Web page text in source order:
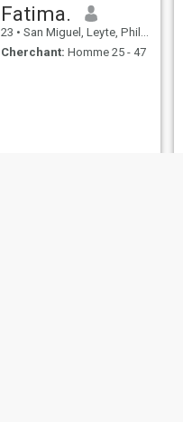
Fatima.
23 • San Miguel, Leyte, Philippines
Cherchant: Homme 25 - 47